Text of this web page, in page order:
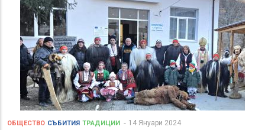
ОБЩЕСТВО СЪБИТИЯ ТРАДИЦИИ 14 Януари 2024